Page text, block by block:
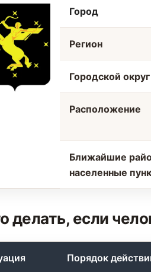
Город
Регион
Городской округ
Расположение
Ближайшие
населенные
делать, если
Порядок